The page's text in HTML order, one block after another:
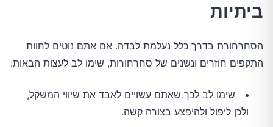
ביתיות
הסחרחורת בדרך כלל נעלמת לבדה. אם אתם נוטים לחוות
התקפים חוזרים ונשנים של סחרחורות, שימו לב לעצות הבאות:
שימו לב לכך שאתם עשויים לאבד את שיווי המשקל,
ולכן ליפול ולהיפצע בצורה קשה.